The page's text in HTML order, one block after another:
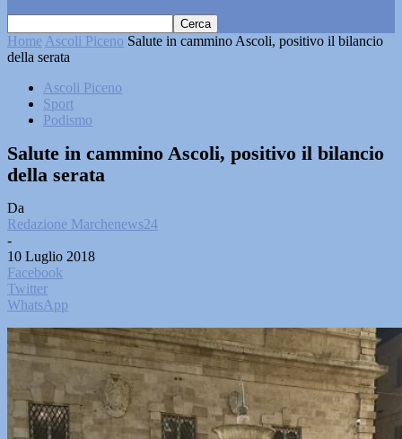
Home Ascoli Piceno Salute in cammino Ascoli, positivo il bilancio
della serata
Ascoli Piceno
Sport
Podismo
Salute in cammino Ascoli, positivo il bilancio
della serata
Da
Redazione Marchenews24
-
10 Luglio 2018
Facebook
Twitter
WhatsApp